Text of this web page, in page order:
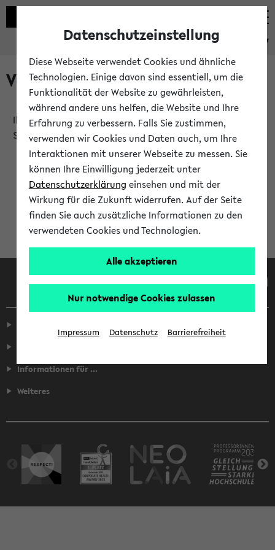
eKVV
Verlauf
Ihr Verlauf ist leer. Er wird sich im Verlauf Ihrer eKVV
Sitzung füllen.
Informationen für ...
Weiteres
Datenschutzeinstellung
Diese Webseite verwendet Cookies und ähnliche
Technologien. Einige davon sind essentiell, um die
Funktionalität der Website zu gewährleisten,
während andere uns helfen, die Website und Ihre
Erfahrung zu verbessern. Falls Sie zustimmen,
verwenden wir Cookies und Daten auch, um Ihre
Interaktionen mit unserer Webseite zu messen. Sie
können Ihre Einwilligung jederzeit unter
Datenschutzerklärung einsehen und mit der
Wirkung für die Zukunft widerrufen. Auf der Seite
finden Sie auch zusätzliche Informationen zu den
verwendeten Cookies und Technologien.
Alle akzeptieren
Nur notwendige Cookies zulassen
Impressum Datenschutz Barrierefreiheit